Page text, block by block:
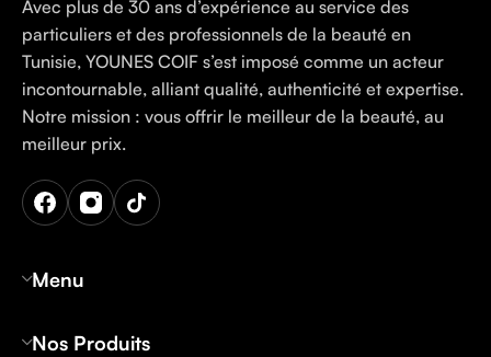
Avec plus de 30 ans d’expérience au service des
particuliers et des professionnels de la beauté en
Tunisie, YOUNES COIF s’est imposé comme un acteur
incontournable, alliant qualité, authenticité et expertise.
Notre mission : vous offrir le meilleur de la beauté, au
meilleur prix.
Menu
Nos Produits